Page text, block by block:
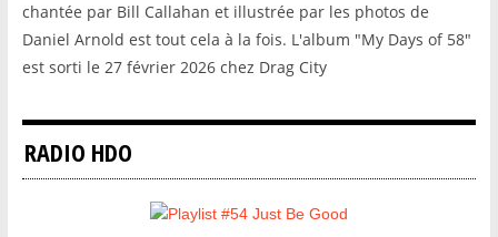
chantée par Bill Callahan et illustrée par les photos de
Daniel Arnold est tout cela à la fois. L'album "My Days of 58"
est sorti le 27 février 2026 chez Drag City
RADIO HDO